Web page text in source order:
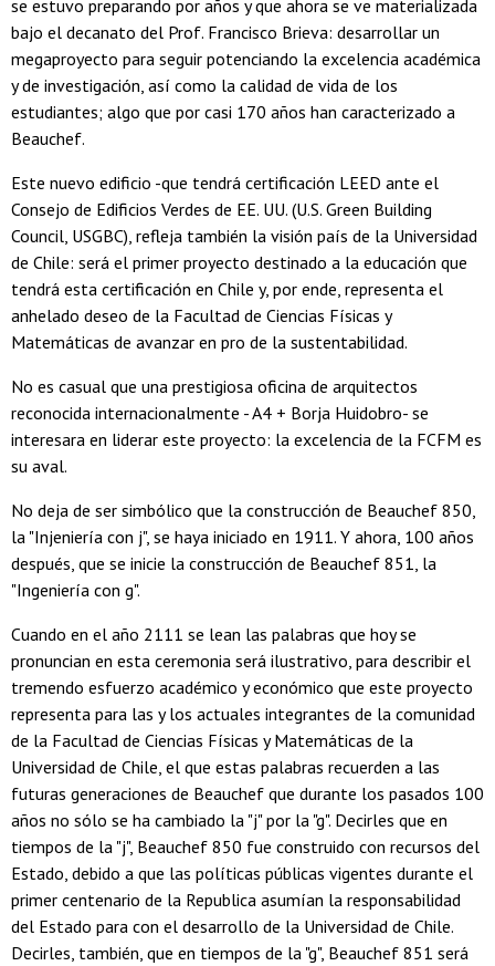
se estuvo preparando por años y que ahora se ve materializada
bajo el decanato del Prof. Francisco Brieva: desarrollar un
megaproyecto para seguir potenciando la excelencia académica
y de investigación, así como la calidad de vida de los
estudiantes; algo que por casi 170 años han caracterizado a
Beauchef.
Este nuevo edificio -que tendrá certificación LEED ante el
Consejo de Edificios Verdes de EE. UU. (U.S. Green Building
Council, USGBC), refleja también la visión país de la Universidad
de Chile: será el primer proyecto destinado a la educación que
tendrá esta certificación en Chile y, por ende, representa el
anhelado deseo de la Facultad de Ciencias Físicas y
Matemáticas de avanzar en pro de la sustentabilidad.
No es casual que una prestigiosa oficina de arquitectos
reconocida internacionalmente - A4 + Borja Huidobro- se
interesara en liderar este proyecto: la excelencia de la FCFM es
su aval.
No deja de ser simbólico que la construcción de Beauchef 850,
la "Injeniería con j", se haya iniciado en 1911. Y ahora, 100 años
después, que se inicie la construcción de Beauchef 851, la
"Ingeniería con g".
Cuando en el año 2111 se lean las palabras que hoy se
pronuncian en esta ceremonia será ilustrativo, para describir el
tremendo esfuerzo académico y económico que este proyecto
representa para las y los actuales integrantes de la comunidad
de la Facultad de Ciencias Físicas y Matemáticas de la
Universidad de Chile, el que estas palabras recuerden a las
futuras generaciones de Beauchef que durante los pasados 100
años no sólo se ha cambiado la "j" por la "g". Decirles que en
tiempos de la "j", Beauchef 850 fue construido con recursos del
Estado, debido a que las políticas públicas vigentes durante el
primer centenario de la Republica asumían la responsabilidad
del Estado para con el desarrollo de la Universidad de Chile.
Decirles, también, que en tiempos de la "g", Beauchef 851 será